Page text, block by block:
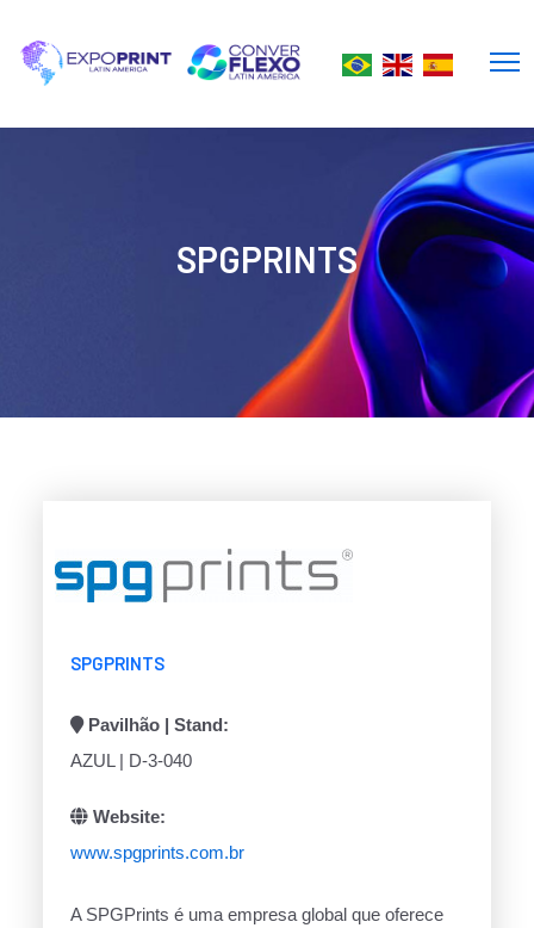
SPGPRINTS
SPGPRINTS
Pavilhão | Stand:
AZUL | D-3-040
Website:
www.spgprints.com.br
A SPGPrints é uma empresa global que oferece